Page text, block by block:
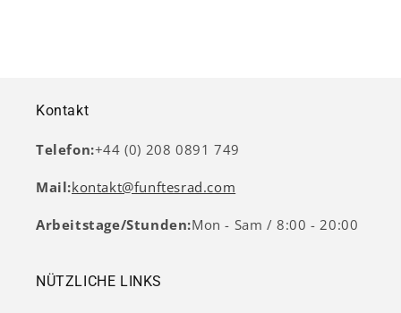
Kontakt
Telefon:+44 (0) 208 0891 749
Mail:kontakt@funftesrad.com
Arbeitstage/Stunden:Mon - Sam / 8:00 - 20:00
NÜTZLICHE LINKS